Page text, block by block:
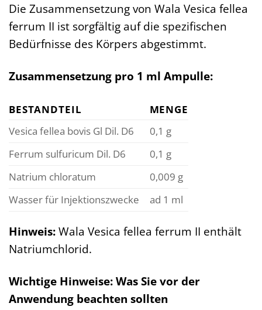
Die Zusammensetzung von Wala Vesica fellea
ferrum II ist sorgfältig auf die spezifischen
Bedürfnisse des Körpers abgestimmt.
Zusammensetzung pro 1 ml Ampulle:
BESTANDTEIL
MENGE
Vesica fellea bovis Gl Dil. D6
0,1 g
Ferrum sulfuricum Dil. D6
0,1 g
Natrium chloratum
0,009 g
Wasser für Injektionszwecke
ad 1 ml
Hinweis:Wala Vesica fellea ferrum II enthält
Natriumchlorid.
Wichtige Hinweise: Was Sie vor der
Anwendung beachten sollten